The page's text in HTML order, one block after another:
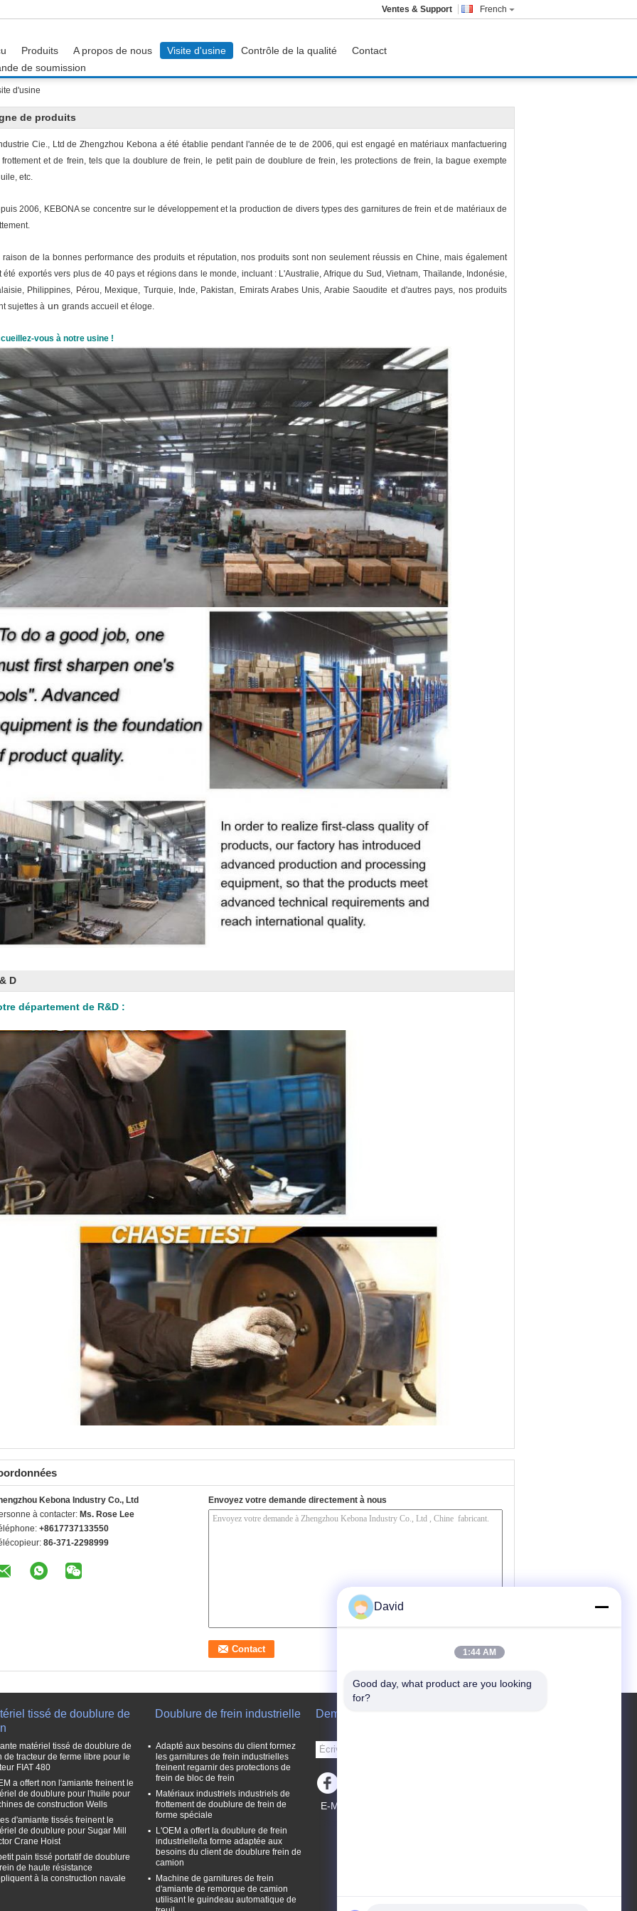
French
Ventes & Support
Produits A propos de nous Visite d'usine Contrôle de la qualité
Contact
de soumission
d'usine
de produits
Cie., Ltd de Zhengzhou Kebona a été établie pendant l'année de te de 2006, qui est engagé en matériaux manfactuering
frottement et de frein, tels que la doublure de frein, le petit pain de doublure de frein, les protections de frein, la bague exempte
etc.
2006, KEBONA se concentre sur le développement et la production de divers types des garnitures de frein et de matériaux de
raison de la bonnes performance des produits et réputation, nos produits sont non seulement réussis en Chine, mais également
été exportés vers plus de 40 pays et régions dans le monde, incluant : L'Australie, Afrique du Sud, Vietnam, Thaïlande, Indonésie,
Philippines, Pérou, Mexique, Turquie, Inde, Pakistan, Emirats Arabes Unis, Arabie Saoudite et d'autres pays, nos produits
sujettes à un grands accueil et éloge.
vous à notre usine !
D
département de R&D :
Kebona Industry Co., Ltd
à contacter: Ms. Rose Lee
+8617737133550
86-371-2298999
Envoyez votre demande directement à nous
tissé de doublure de
matériel tissé de doublure de
de tracteur de ferme libre pour le
FIAT 480
a offert non l'amiante freinent le
de doublure pour l'huile pour
de construction Wells
d'amiante tissés freinent le
de doublure pour Sugar Mill
Crane Hoist
pain tissé portatif de doublure
de haute résistance
à la construction navale
Doublure de frein industrielle
Adapté aux besoins du client formez
les garnitures de frein industrielles
freinent regarnir des protections de
frein de bloc de frein
Matériaux industriels industriels de
frottement de doublure de frein de
forme spéciale
L'OEM a offert la doublure de frein
industrielle/la forme adaptée aux
besoins du client de doublure frein de
camion
Machine de garnitures de frein
d'amiante de remorque de camion
utilisant le guindeau automatique de
Demande de soumission
E-Mail
David
1:44 AM
Good day, what product are you looking
for?